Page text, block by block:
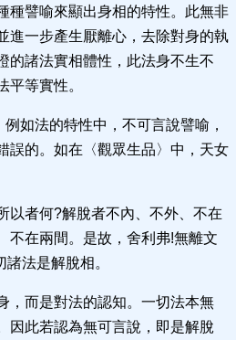
種譬喻來顯出身相的特性。此無非
進一步產生厭離心，去除對身的執
的諸法實相體性，此法身不生不
平等實性。
如法的特性中，不可言說譬喻，
誤的。如在〈觀眾生品〉中，天女
以者何?解脫者不內、不外、不在
不在兩間。是故，舍利弗!無離文
法是解脫相。
，而是對法的認知。一切法本無
因此若認為無可言說，即是解脫